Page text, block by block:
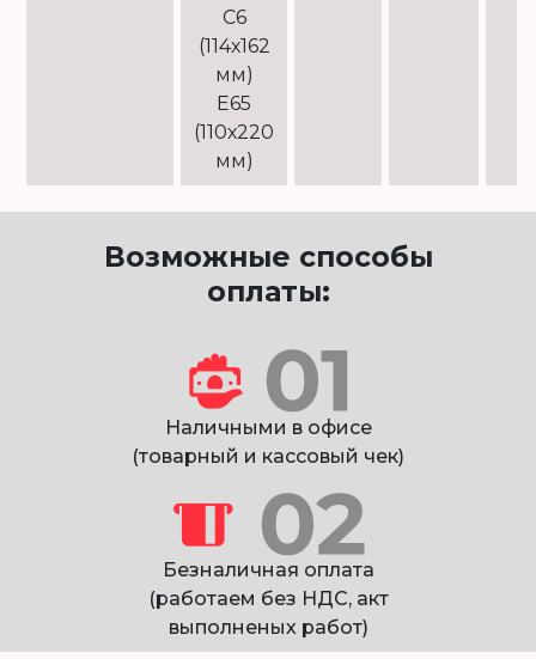
С6
(114х162
мм)
Е65
(110х220
мм)
Возможные способы
оплаты:
Наличными в офисе
(товарный и кассовый чек)
Безналичная оплата
(работаем без НДС, акт
выполненых работ)